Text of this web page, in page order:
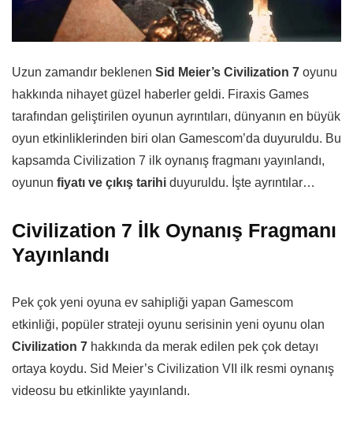
Uzun zamandır beklenen Sid Meier’s Civilization 7 oyunu
hakkında nihayet güzel haberler geldi. Firaxis Games
tarafından geliştirilen oyunun ayrıntıları, dünyanın en büyük
oyun etkinliklerinden biri olan Gamescom’da duyuruldu. Bu
kapsamda Civilization 7 ilk oynanış fragmanı yayınlandı,
oyunun fiyatı ve çıkış tarihi duyuruldu. İşte ayrıntılar…
Civilization 7 İlk Oynanış Fragmanı
Yayınlandı
Pek çok yeni oyuna ev sahipliği yapan Gamescom
etkinliği, popüler strateji oyunu serisinin yeni oyunu olan
Civilization 7 hakkında da merak edilen pek çok detayı
ortaya koydu. Sid Meier’s Civilization VII ilk resmi oynanış
videosu bu etkinlikte yayınlandı.